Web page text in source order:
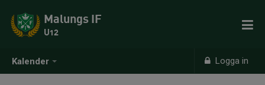
Kalender Logga in
Malungs IF
U12